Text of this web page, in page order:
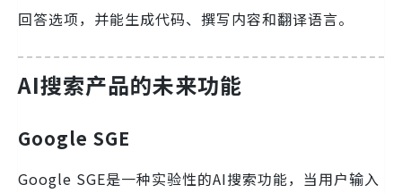
回答选项，并能生成代码、撰写内容和翻译语言。
AI搜索产品的未来功能
Google SGE
Google SGE是一种实验性的AI搜索功能，当用户输入